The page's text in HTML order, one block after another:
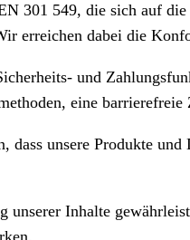
301 549, die sich auf die
erreichen dabei die
und
eine
unsere Produkte
Inhalte